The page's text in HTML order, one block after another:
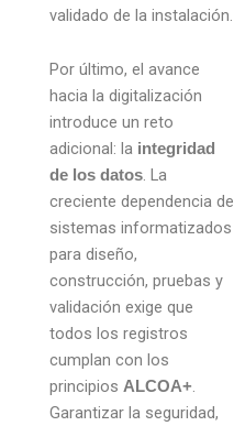
validado de la instalación.
Por último, el avance
hacia la digitalización
introduce un reto
adicional: la integridad
de los datos. La
creciente dependencia de
sistemas informatizados
para diseño,
construcción, pruebas y
validación exige que
todos los registros
cumplan con los
principios ALCOA+.
Garantizar la seguridad,